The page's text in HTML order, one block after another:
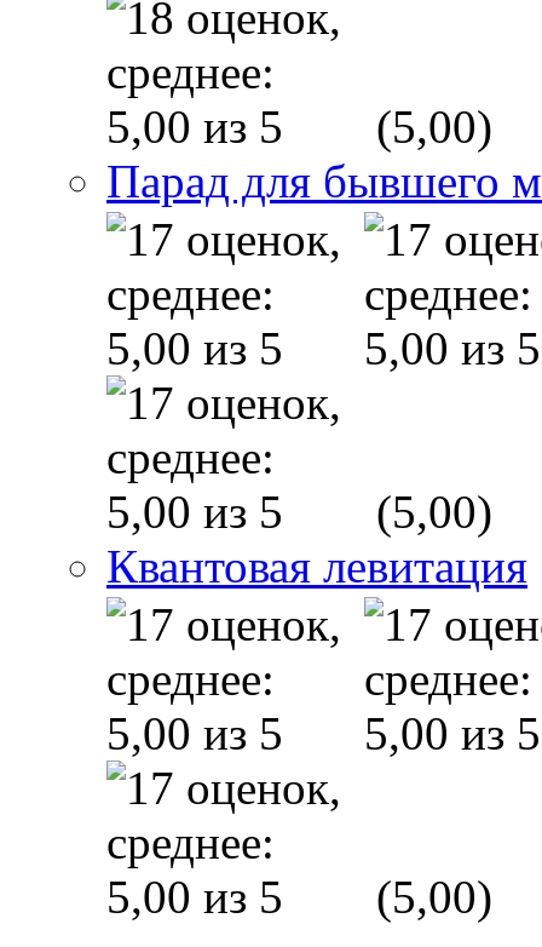
(5,00)
Парад для бывшего
(5,00)
Квантовая левитация
(5,00)